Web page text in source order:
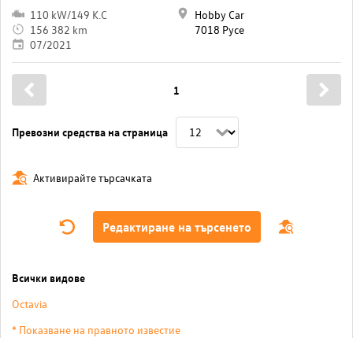
110 kW/149 K.C
156 382 km
07/2021
Hobby Car
7018 Русе
Превозни средства на страница
1
Активирайте търсачката
Редактиране на търсенето
Всички видове
Octavia
* Показване на правното известие